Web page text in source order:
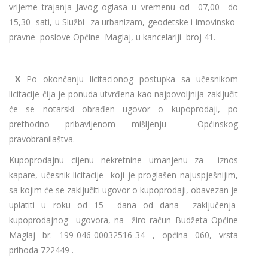
vrijeme trajanja Javog oglasa u vremenu od 07,00 do
15,30 sati, u Službi za urbanizam, geodetske i imovinsko-
pravne poslove Općine Maglaj, u kancelariji broj 41.
X Po okončanju licitacionog postupka sa učesnikom
licitacije čija je ponuda utvrđena kao najpovoljnija zaključit
će se notarski obrađen ugovor o kupoprodaji, po
prethodno pribavljenom mišljenju Općinskog
pravobranilaštva.
Kupoprodajnu cijenu nekretnine umanjenu za iznos
kapare, učesnik licitacije koji je proglašen najuspješnijim,
sa kojim će se zaključiti ugovor o kupoprodaji, obavezan je
uplatiti u roku od 15 dana od dana zaključenja
kupoprodajnog ugovora, na žiro račun Budžeta Općine
Maglaj br. 199-046-00032516-34 , općina 060, vrsta
prihoda 722449 .